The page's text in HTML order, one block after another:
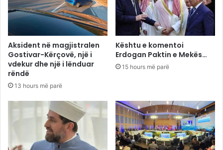
Aksident në magjistralen
Gostivar-Kërçovë, një i
vdekur dhe një i lënduar
rëndë
13 hours më parë
Kështu e komentoi
Erdogan Paktin e Mekës…
15 hours më parë